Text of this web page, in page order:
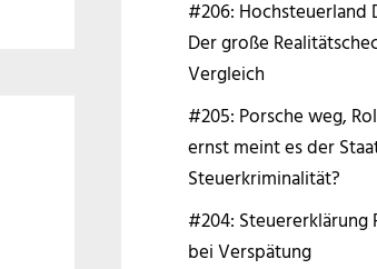
#206: Hochsteuerland
Der große
Vergleich
#205: Porsche weg,
ernst meint es der
Steuerkriminalität?
#204: Steuererklärung
bei Verspätung